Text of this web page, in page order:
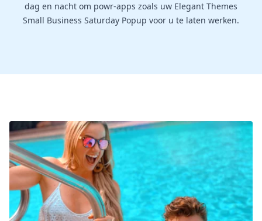
dag en nacht om powr-apps zoals uw Elegant Themes
Small Business Saturday Popup voor u te laten werken.